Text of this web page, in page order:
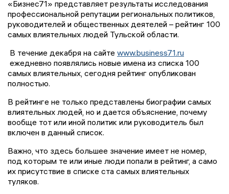
«Бизнес71» представляет результаты исследования
профессиональной репутации региональных политиков,
руководителей и общественных деятелей – рейтинг 100
самых влиятельных людей Тульской области.
В течение декабря на сайте www.business71.ru
ежедневно появлялись новые имена из списка 100
самых влиятельных, сегодня рейтинг опубликован
полностью.
В рейтинге не только представлены биографии самых
влиятельных людей, но и дается объяснение, почему
вообще тот или иной политик или руководитель был
включен в данный список.
Важно, что здесь большее значение имеет не номер,
под которым те или иные люди попали в рейтинг, а само
их присутствие в списке ста самых влиятельных
туляков.